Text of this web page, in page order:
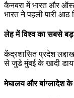
कैनबरा में भारत और
भारत ने पहली पारी आठ
लेह में विश्व का सबसे बड़ा
केंद्रशासित प्रदेश
से जुडे मुंबई के खादी
मेघालय और बांग्लादेश के